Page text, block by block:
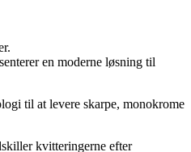
en moderne løsning til
til at levere skarpe, monokrome
kvitteringerne efter